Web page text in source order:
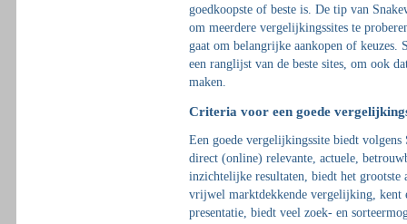
goedkoopste of beste is. De tip van
om meerdere vergelijkingssites te
gaat om belangrijke aankopen of keuzes.
een ranglijst van de beste sites, om ook
maken.
Criteria voor een goede
Een goede vergelijkingssite biedt volgens
direct (online) relevante, actuele,
inzichtelijke resultaten, biedt het grootste
vrijwel marktdekkende vergelijking, kent
presentatie, biedt veel zoek- en